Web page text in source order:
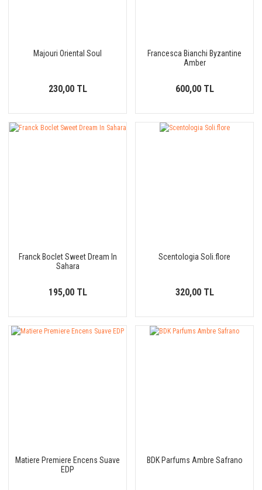
Majouri Oriental Soul
230,00 TL
Francesca Bianchi Byzantine
Amber
600,00 TL
Franck Boclet Sweet Dream In
Sahara
195,00 TL
Scentologia Soli.flore
320,00 TL
Matiere Premiere Encens Suave
EDP
BDK Parfums Ambre Safrano